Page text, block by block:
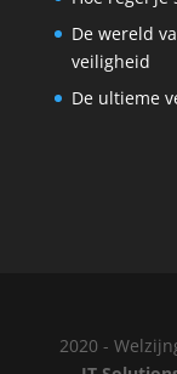
De wereld
veiligheid
De ultieme
2020 -